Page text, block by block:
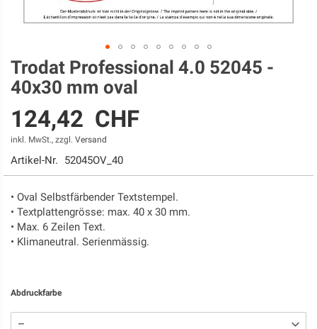
Zum
Anfang
der
Bildgalerie
springen
Trodat Professional 4.0 52045 -
40x30 mm oval
124,42 CHF
inkl. MwSt., zzgl. Versand
Artikel-Nr. 52045OV_40
• Oval Selbstfärbender Textstempel.
• Textplattengrösse: max. 40 x 30 mm.
• Max. 6 Zeilen Text.
• Klimaneutral. Serienmässig.
Abdruckfarbe